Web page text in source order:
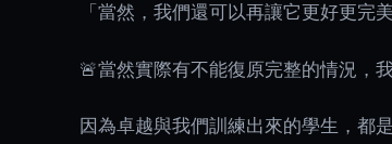
「當然，我們還可以再讓它更好更完
🚨當然實際有不能復原完整的情況，
因為卓越與我們訓練出來的學生，都